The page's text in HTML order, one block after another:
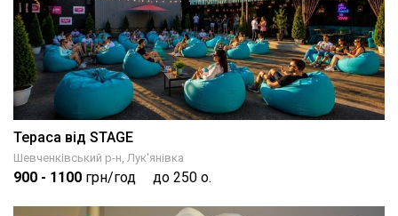
Тераса від STAGE
Шевченківський р-н, Лук'янівка
900 - 1100 грн/год до 250 о.